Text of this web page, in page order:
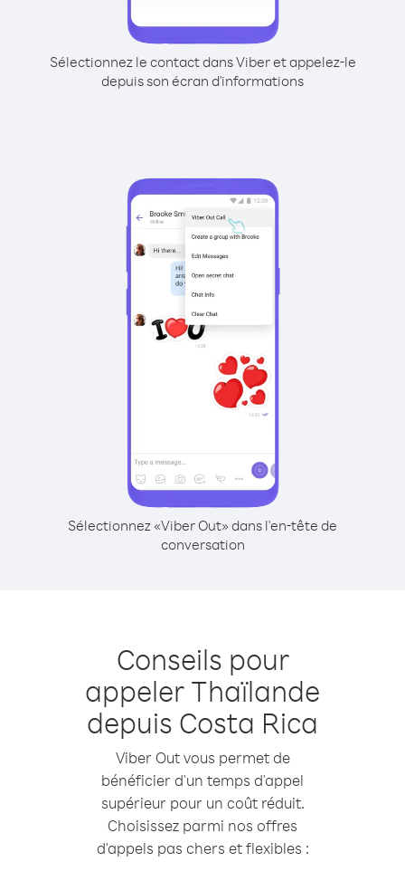
Sélectionnez le contact dans Viber et appelez-le
depuis son écran d'informations
Sélectionnez «Viber Out» dans l'en-tête de
conversation
Conseils pour
appeler Thaïlande
depuis Costa Rica
Viber Out vous permet de
bénéficier d'un temps d'appel
supérieur pour un coût réduit.
Choisissez parmi nos offres
d'appels pas chers et flexibles :